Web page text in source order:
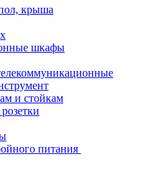
крыша
шкафы
и стойкам
питания